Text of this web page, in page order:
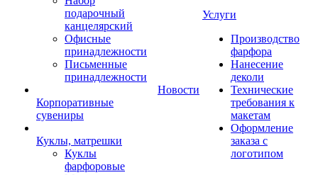
подарочный
канцелярский
Офисные
принадлежности
Письменные
принадлежности
Корпоративные
сувениры
Куклы, матрешки
Куклы
фарфоровые
Новости
Услуги
Производство
фарфора
Нанесение
деколи
Технические
требования к
макетам
Оформление
заказа с
логотипом